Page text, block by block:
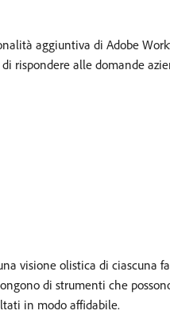
aggiuntiva di Adobe
rispondere alle domande
visione olistica di ciascuna
di strumenti che
in modo affidabile.